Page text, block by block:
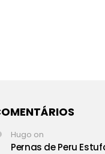
Hugo on
Pernas de Peru